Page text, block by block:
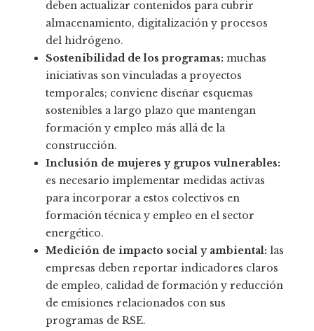
deben actualizar contenidos para cubrir
almacenamiento, digitalización y procesos
del hidrógeno.
Sostenibilidad de los programas: muchas
iniciativas son vinculadas a proyectos
temporales; conviene diseñar esquemas
sostenibles a largo plazo que mantengan
formación y empleo más allá de la
construcción.
Inclusión de mujeres y grupos vulnerables:
es necesario implementar medidas activas
para incorporar a estos colectivos en
formación técnica y empleo en el sector
energético.
Medición de impacto social y ambiental: las
empresas deben reportar indicadores claros
de empleo, calidad de formación y reducción
de emisiones relacionados con sus
programas de RSE.